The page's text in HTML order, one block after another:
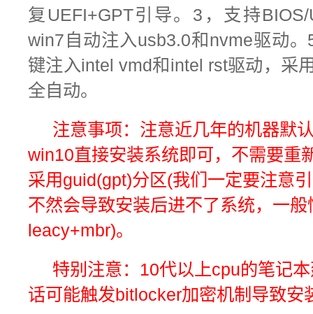
复UEFI+GPT引导。3，支持
win7自动注入usb3.0和nvme驱动
键注入intel vmd和intel rst驱动，采
全自动。
注意事项： 注意近几年的机器默
win10直接安装系统即可，不需要重
采用guid(gpt)分区(我们一定要注意
不然会导致安装后进不了系统，一
leacy+mbr)。
特别注意： 10代以上cpu的笔记
话可能触发bitlocker加密机制导致安